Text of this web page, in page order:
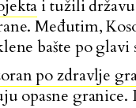
i tužili
Međutim,
bašte po
po zdravlje
opasne